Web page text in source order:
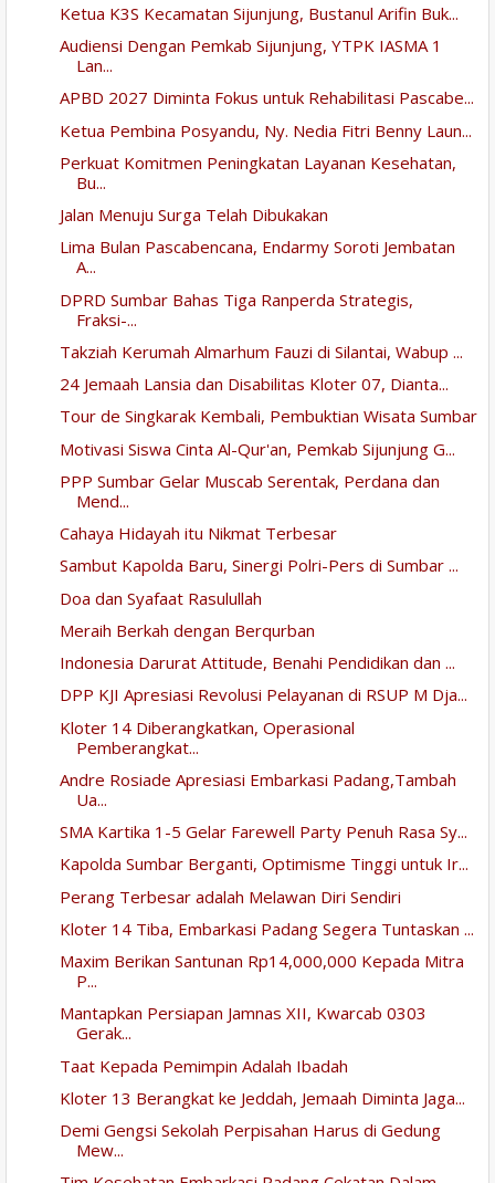
Ketua K3S Kecamatan Sijunjung, Bustanul Arifin Buk...
Audiensi Dengan Pemkab Sijunjung, YTPK IASMA 1
Lan...
APBD 2027 Diminta Fokus untuk Rehabilitasi Pascabe...
Ketua Pembina Posyandu, Ny. Nedia Fitri Benny Laun...
Perkuat Komitmen Peningkatan Layanan Kesehatan,
Bu...
Jalan Menuju Surga Telah Dibukakan
Lima Bulan Pascabencana, Endarmy Soroti Jembatan
A...
DPRD Sumbar Bahas Tiga Ranperda Strategis,
Fraksi-...
Takziah Kerumah Almarhum Fauzi di Silantai, Wabup ...
24 Jemaah Lansia dan Disabilitas Kloter 07, Dianta...
Tour de Singkarak Kembali, Pembuktian Wisata Sumbar
Motivasi Siswa Cinta Al-Qur'an, Pemkab Sijunjung G...
PPP Sumbar Gelar Muscab Serentak, Perdana dan
Mend...
Cahaya Hidayah itu Nikmat Terbesar
Sambut Kapolda Baru, Sinergi Polri-Pers di Sumbar ...
Doa dan Syafaat Rasulullah
Meraih Berkah dengan Berqurban
Indonesia Darurat Attitude, Benahi Pendidikan dan ...
DPP KJI Apresiasi Revolusi Pelayanan di RSUP M Dja...
Kloter 14 Diberangkatkan, Operasional
Pemberangkat...
Andre Rosiade Apresiasi Embarkasi Padang,Tambah
Ua...
SMA Kartika 1-5 Gelar Farewell Party Penuh Rasa Sy...
Kapolda Sumbar Berganti, Optimisme Tinggi untuk Ir...
Perang Terbesar adalah Melawan Diri Sendiri
Kloter 14 Tiba, Embarkasi Padang Segera Tuntaskan ...
Maxim Berikan Santunan Rp14,000,000 Kepada Mitra
P...
Mantapkan Persiapan Jamnas XII, Kwarcab 0303
Gerak...
Taat Kepada Pemimpin Adalah Ibadah
Kloter 13 Berangkat ke Jeddah, Jemaah Diminta Jaga...
Demi Gengsi Sekolah Perpisahan Harus di Gedung
Mew...